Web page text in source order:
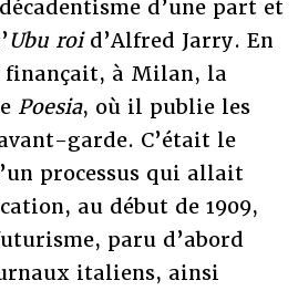
d’une part et
Ubu roid’Alfred Jarry. En
finançait, à Milan, la
Poesia, où il publie les
garde. C’était le
processus qui allait
au début de 1909,
paru d’abord
italiens, ainsi